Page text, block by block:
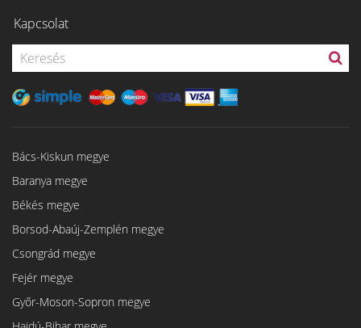
Kapcsolat
Bács-Kiskun megye
Baranya megye
Békés megye
Borsod-Abaúj-Zemplén megye
Csongrád megye
Fejér megye
Győr-Moson-Sopron megye